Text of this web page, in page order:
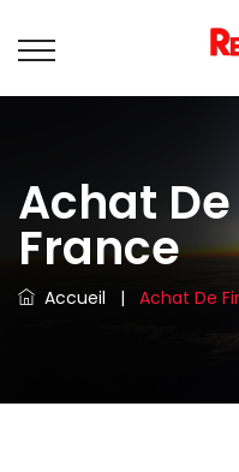
Achat
France
Accueil | Achat De